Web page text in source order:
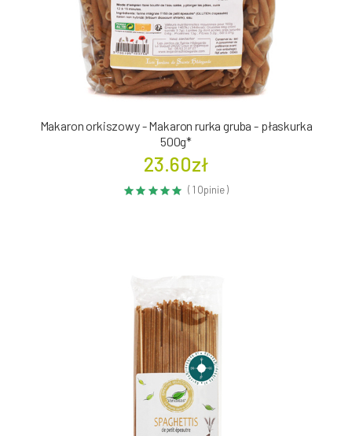
Makaron orkiszowy - Makaron rurka gruba - płaskurka
500g*
23.60zł
( 1 Opinie )